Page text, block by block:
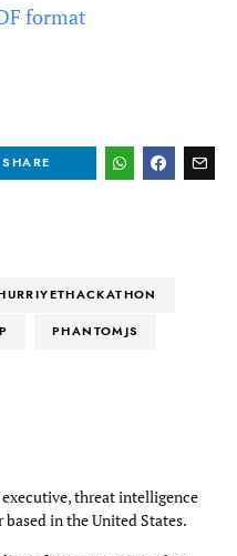
format
SHARE
PHANTOMJS
threat intelligence
based in the United States.